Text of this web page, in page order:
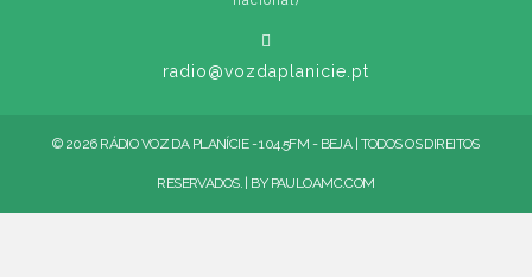
radio@vozdaplanicie.pt
© 2026 RÁDIO VOZ DA PLANÍCIE - 104.5FM - BEJA | TODOS OS DIREITOS
RESERVADOS. | BY PAULOAMC.COM